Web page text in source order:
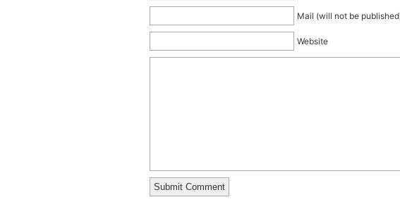
Mail (will not be
Website